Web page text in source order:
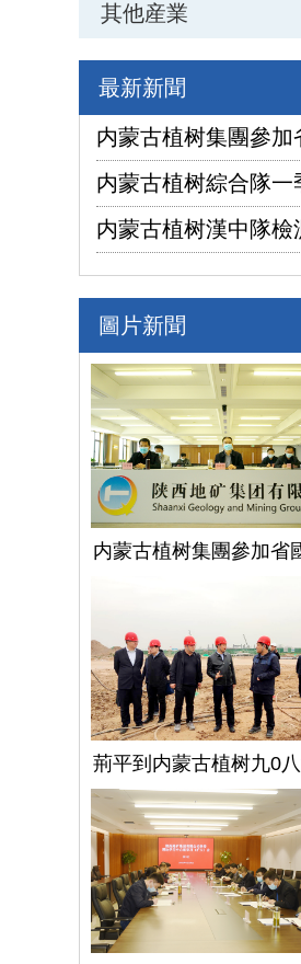
其他産業
最新新聞
圖片新聞